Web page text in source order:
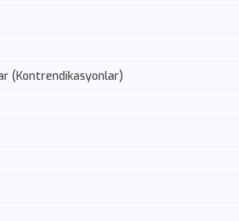
(Kontrendikasyonlar)